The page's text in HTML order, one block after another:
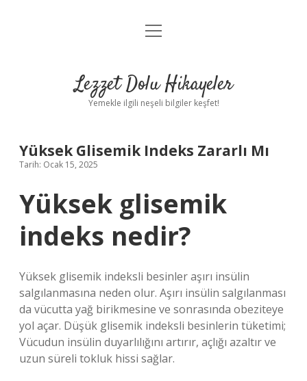
Anasayfa
Yasal Uyarı
menüyü
Lezzet Dolu Hikayeler
Yemekle ilgili neşeli bilgiler keşfet!
Yüksek Glisemik Indeks Zararlı Mı
Tarih: Ocak 15, 2025
Yüksek glisemik
indeks nedir?
Yüksek glisemik indeksli besinler aşırı insülin
salgılanmasına neden olur. Aşırı insülin salgılanması
da vücutta yağ birikmesine ve sonrasında obeziteye
yol açar. Düşük glisemik indeksli besinlerin tüketimi;
Vücudun insülin duyarlılığını artırır, açlığı azaltır ve
uzun süreli tokluk hissi sağlar.